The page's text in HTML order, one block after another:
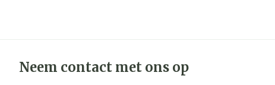
Neem contact met ons op